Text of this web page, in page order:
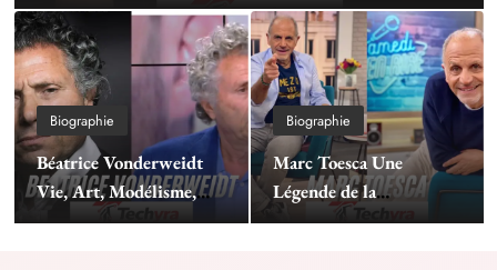
Biographie
Béatrice Vonderweidt
Vie, Art, Modélisme,
Famille et Héritage
Biographie
Marc Toesca Une
Légende de la
Médiasphère Française